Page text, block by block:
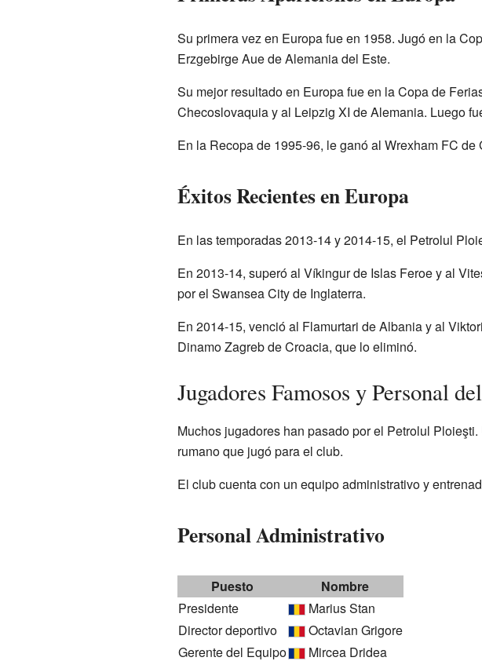
Su primera vez en Europa fue en 1958. Jugó en la
Erzgebirge Aue de Alemania del Este.
Su mejor resultado en Europa fue en la Copa de
Checoslovaquia y al Leipzig XI de Alemania. Luego
En la Recopa de 1995-96, le ganó al Wrexham FC
Éxitos Recientes en Europa
En las temporadas 2013-14 y 2014-15, el Petrolul
En 2013-14, superó al Víkingur de Islas Feroe y al
por el Swansea City de Inglaterra.
En 2014-15, venció al Flamurtari de Albania y al
Dinamo Zagreb de Croacia, que lo eliminó.
Jugadores Famosos y Personal
Muchos jugadores han pasado por el Petrolul
rumano que jugó para el club.
El club cuenta con un equipo administrativo y
Personal Administrativo
Puesto
Nombre
Presidente
Marius Stan
Director deportivo
Octavian Grigore
Gerente del Equipo
Mircea Dridea